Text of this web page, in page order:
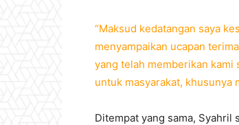
“Maksud kedatangan saya
menyampaikan ucapan
yang telah memberikan kami
untuk masyarakat, khusunya
Ditempat yang sama, Syahril